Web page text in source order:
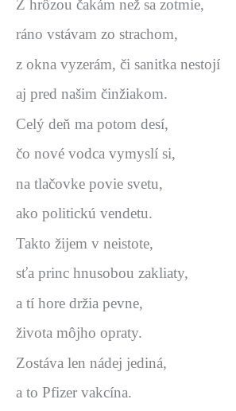
Z hrôzou čakám než sa zotmie,
ráno vstávam zo strachom,
z okna vyzerám, či sanitka nestojí
aj pred našim činžiakom.
Celý deň ma potom desí,
čo nové vodca vymyslí si,
na tlačovke povie svetu,
ako politickú vendetu.
Takto žijem v neistote,
sťa princ hnusobou zakliaty,
a tí hore držia pevne,
života môjho opraty.
Zostáva len nádej jediná,
a to Pfizer vakcína.